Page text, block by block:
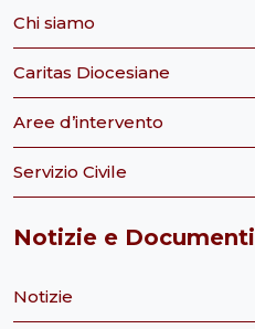
Chi siamo
Caritas Diocesiane
Aree d’intervento
Servizio Civile
Notizie e Documenti
Notizie